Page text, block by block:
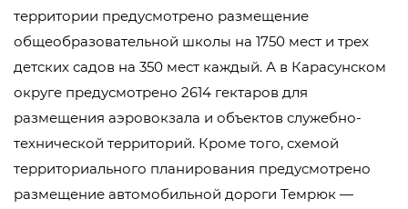
территории предусмотрено размещение
общеобразовательной школы на 1750 мест и трех
детских садов на 350 мест каждый. А в Карасунском
округе предусмотрено 2614 гектаров для
размещения аэровокзала и объектов служебно-
технической территорий. Кроме того, схемой
территориального планирования предусмотрено
размещение автомобильной дороги Темрюк —